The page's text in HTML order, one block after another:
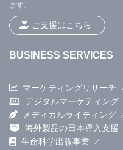
ます。
ご支援はこちら
BUSINESS SERVICES
マーケティングリサーチ
デジタルマーケティング
メディカルライティング
海外製品の日本導入支援
生命科学出版事業